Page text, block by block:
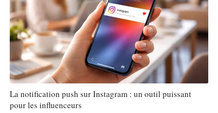
La notification push sur Instagram : un outil puissant
pour les influenceurs